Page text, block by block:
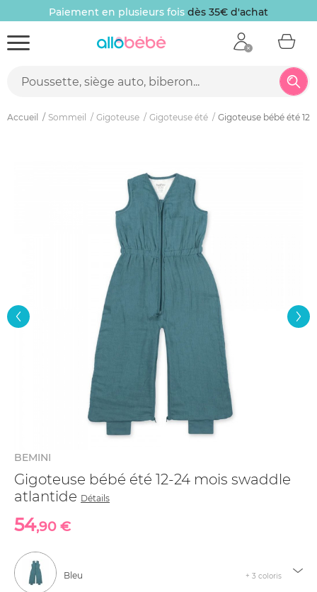
Paiement en plusieurs fois dès 35€ d'achat
Accueil Sommeil Gigoteuse Gigoteuse été Gigoteuse bébé été
BEMINI
Gigoteuse bébé été 12-24 mois swaddle
atlantide Détails
54,90 €
Bleu + 3 coloris